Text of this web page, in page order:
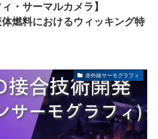
・サーマルカメラ】
燃料におけるウィッキング特
赤外線サーモグラフィ